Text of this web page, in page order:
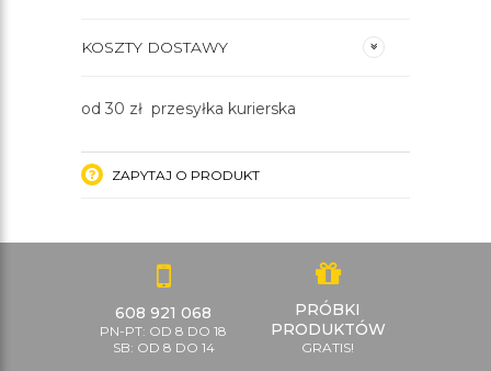
KOSZTY DOSTAWY
od 30 zł przesyłka kurierska
ZAPYTAJ O PRODUKT
608 921 068
PN-PT: OD 8 DO 18
SB: OD 8 DO 14
PRÓBKI
PRODUKTÓW
GRATIS!